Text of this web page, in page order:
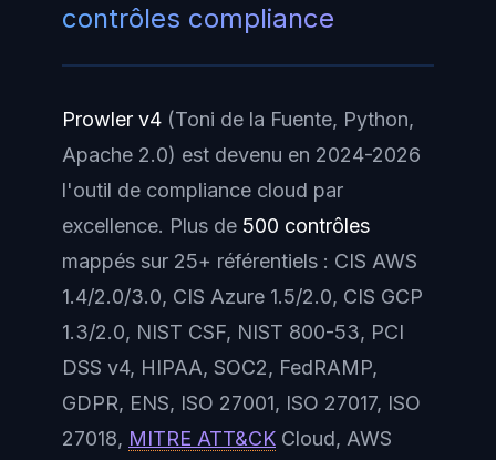
contrôles compliance
Prowler v4 (Toni de la Fuente, Python,
Apache 2.0) est devenu en 2024-2026
l'outil de compliance cloud par
excellence. Plus de 500 contrôles
mappés sur 25+ référentiels : CIS AWS
1.4/2.0/3.0, CIS Azure 1.5/2.0, CIS GCP
1.3/2.0, NIST CSF, NIST 800-53, PCI
DSS v4, HIPAA, SOC2, FedRAMP,
GDPR, ENS, ISO 27001, ISO 27017, ISO
27018, MITRE ATT&CK Cloud, AWS